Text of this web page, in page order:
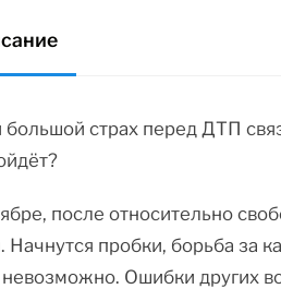
страх перед ДТП
после относительно
Начнутся пробки, борьба за
невозможно. Ошибки других